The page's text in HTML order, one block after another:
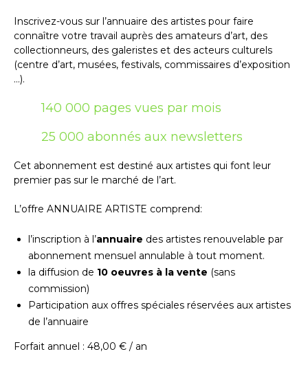
Nom
Statut / Organisation
J'accepte lestermes et conditions
* Champ obligatoire
Adresse email*
Statut / Organisation
J'accepte les
* Champ obligatoire
Inscrivez-vous sur l’annuaire des artistes pour faire
connaître votre travail auprès des amateurs d’art, des
collectionneurs, des galeristes et des acteurs culturels
(centre d’art, musées, festivals, commissaires d’exposition
…).
140 000 pages vues par mois
25 000 abonnés aux newsletters
Cet abonnement est destiné aux artistes qui font leur
premier pas sur le marché de l’art.
L’offre ANNUAIRE ARTISTE comprend:
l’inscription à l’annuaire des artistes renouvelable par
abonnement mensuel annulable à tout moment.
la diffusion de 10 oeuvres à la vente (sans
commission)
Participation aux offres spéciales réservées aux artistes
de l’annuaire
Forfait annuel : 48,00 € / an